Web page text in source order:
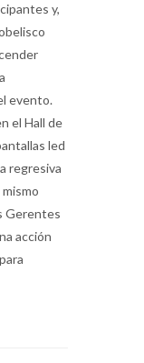
y,
evento.
el Hall de
led
regresiva
Gerentes
acción